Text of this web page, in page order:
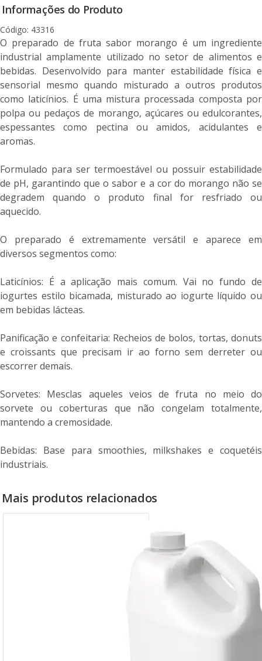
Informações do Produto
Código: 43316
O preparado de fruta sabor morango é um ingrediente
industrial amplamente utilizado no setor de alimentos e
bebidas. Desenvolvido para manter estabilidade física e
sensorial mesmo quando misturado a outros produtos
como laticínios. É uma mistura processada composta por
polpa ou pedaços de morango, açúcares ou edulcorantes,
espessantes como pectina ou amidos, acidulantes e
aromas.
Formulado para ser termoestável ou possuir estabilidade
de pH, garantindo que o sabor e a cor do morango não se
degradem quando o produto final for resfriado ou
aquecido.
O preparado é extremamente versátil e aparece em
diversos segmentos como:
Laticínios: É a aplicação mais comum. Vai no fundo de
iogurtes estilo bicamada, misturado ao iogurte líquido ou
em bebidas lácteas.
Panificação e confeitaria: Recheios de bolos, tortas, donuts
e croissants que precisam ir ao forno sem derreter ou
escorrer demais.
Sorvetes: Mesclas aqueles veios de fruta no meio do
sorvete ou coberturas que não congelam totalmente,
mantendo a cremosidade.
Bebidas: Base para smoothies, milkshakes e coquetéis
industriais.
Mais produtos relacionados